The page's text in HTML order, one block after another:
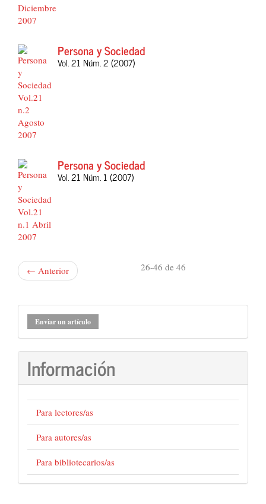
Persona y Sociedad
Vol. 21 Núm. 2 (2007)
Persona y Sociedad
Vol. 21 Núm. 1 (2007)
← Anterior 26-46 de 46
Enviar
un
artículo
Enviar un artículo
Información
Para lectores/as
Para autores/as
Para bibliotecarios/as